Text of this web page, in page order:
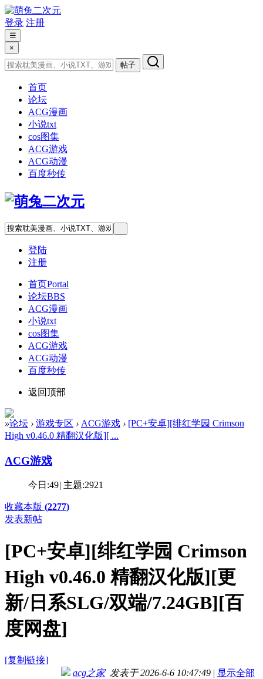
登录 注册
☰
×
帖子
首页
论坛
ACG漫画
小说txt
cos图集
ACG游戏
ACG动漫
百度秒传
登陆
注册
首页Portal
论坛BBS
ACG漫画
小说txt
cos图集
ACG游戏
ACG动漫
百度秒传
返回顶部
»论坛 › 游戏专区 › ACG游戏 › [PC+安卓][绯红学园 Crimson
High v0.46.0 精翻汉化版][ ...
ACG游戏
今日:49| 主题:2921
收藏本版 (2277)
发表新帖
[PC+安卓][绯红学园 Crimson
High v0.46.0 精翻汉化版][更
新/日系SLG/双端/7.24GB][百
度网盘]
[复制链接]
acg之家发表于 2026-6-6 10:47:49 | 显示全部